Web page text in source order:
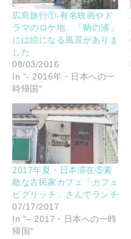
広島旅行①-有名映画やド
ラマのロケ地、「鞆の浦」
には絵になる風景がありま
した
08/03/2016
In "- 2016年・日本への一
時帰国"
2017年夏・日本滞在⑤素
敵な古民家カフェ「カフェ
ピグリッチ」さんでランチ
07/17/2017
In "– 2017・日本への一時
帰国"